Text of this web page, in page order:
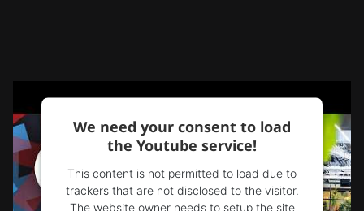
We need your consent to load
the Youtube service!
This content is not permitted to load due to
trackers that are not disclosed to the visitor.
The website owner needs to setup the site